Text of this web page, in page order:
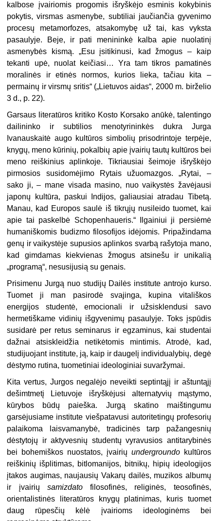
kalbose įvairiomis progomis išryškėjo esminis kokybinis
pokytis, virsmas asmenybe, subtiliai jaučiančia gyvenimo
procesų metamorfozes, atsakomybę už tai, kas vyksta
pasauly­je. Beje, ir pati menininkė kalba apie nuolatinį
asmenybės kismą. „Esu įsitikinusi, kad žmogus – kaip
tekanti upė, nuolat keičiasi… Yra tam tikros pamatinės
moralinės ir etinės normos, kurios lieka, tačiau kita –
permainų ir virsmų sritis“ („Lietuvos aidas“, 2000 m. birželio
3 d., p. 22).
Garsaus literatūros kritiko Kosto Korsako anūkė, talentingo
dailininko ir sub­tilios menotyrininkės dukra Jurga
Ivanauskaitė augo kultūros simbolių prisod­rintoje terpėje,
knygų, meno kūrinių, pokalbių apie įvairių tautų kultūros bei
meno reiškinius aplinkoje. Tikriausiai šeimoje išryškėjo
pirmosios susidomėjimo Rytais užuomazgos. „Rytai, –
sako ji, – mane visada masino, nuo vaikystės žavėjausi
japonų kultūra, paskui Indijos, galiausiai atradau Tibetą.
Manau, kad Eu­ropos saulė iš tikrųjų nusileido tuomet, kai
apie tai paskelbė Schopenhaueris.“ Ilgainiui ji persiėmė
humaniškomis budizmo filosofijos idėjomis. Pripažindama
genų ir vaikystėje supusios aplinkos svarbą rašytoja mano,
kad gimdamas kiekvienas žmogus atsinešu ir unikalią
„programą“, nesusijusią su genais.
Prisimenu Jurgą nuo studijų Dailės institute antrojo kurso.
Tuomet ji man pasirodė svajinga, kupina vitališkos
energijos studentė, emocionali ir užsisklen­dusi savo
hermetiškame vidinių išgyvenimų pasaulyje. Toks įspūdis
susidarė per retus seminarus ir egzaminus, kai studentai
dažnai atsiskleidžia netikėtomis mintimis. Atrodė, kad,
studijuojant institute, ją, kaip ir daugelį individualybių, degė
dėstymo rutina, tuometiniai ideologiniai suvaržymai.
Kita vertus, Jurgos negalėjo neveikti septintąjį ir aštuntąjį
dešimtmetį Lietuvoje išryškėjusi alternatyvių mąstymo,
kūrybos būdų paieška. Jurgą skati­no maištingumu
garsėjusiame institute viešpatavusi autoritetingų profesorių
palaikoma laisvamanybė, tradicinės tarp pažangesnių
dėstytojų ir aktyvesnių studentų vyravusios antitarybinės
bei bohemiškos nuostatos, įvairių undergroundokultūros
reiškinių išplitimas, bitlomanijos, bitnikų, hipių ideologijos
įtakos augimas, naujausių Vakarų dailės, muzikos albumų
ir įvairių samizdatofilosofinės, religinės, teosofinės,
orientalistinės literatūros knygų platinimas, kuris tuomet
daug rūpesčių kėlė įvairioms ideologinėms bei